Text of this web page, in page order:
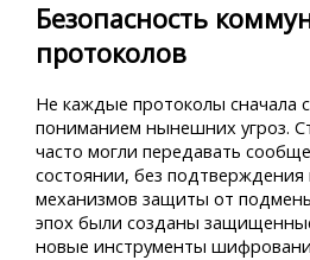
Безопасность
протоколов
Не каждые протоколы сначала
пониманием нынешних угроз.
часто могли передавать
состоянии, без подтверждения
механизмов защиты от
эпох были созданы
новые инструменты